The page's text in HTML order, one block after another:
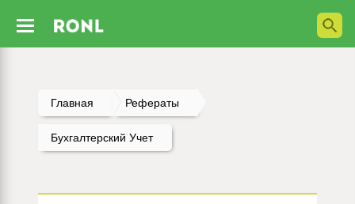
Главная Рефераты
Бухгалтерский Учет